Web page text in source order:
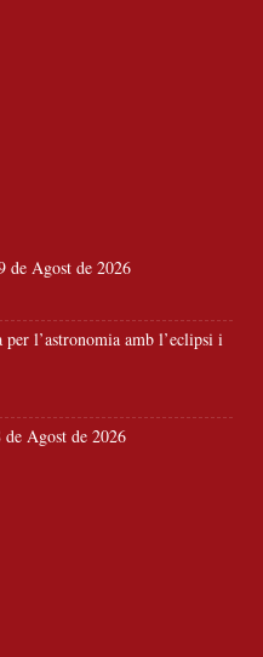
de Agost de 2026
l’astronomia amb l’eclipsi i
Agost de 2026